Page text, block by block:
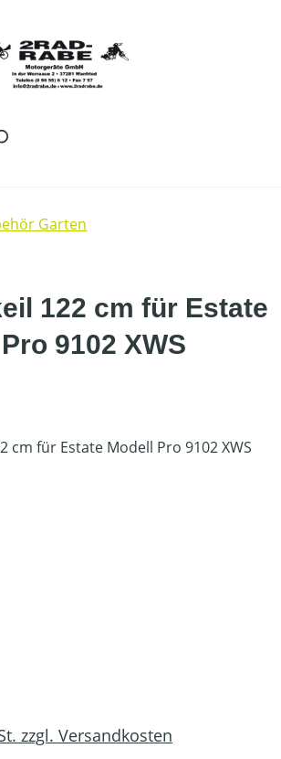
Garten
122 cm für Estate
9102 XWS
zzgl. Versandkosten